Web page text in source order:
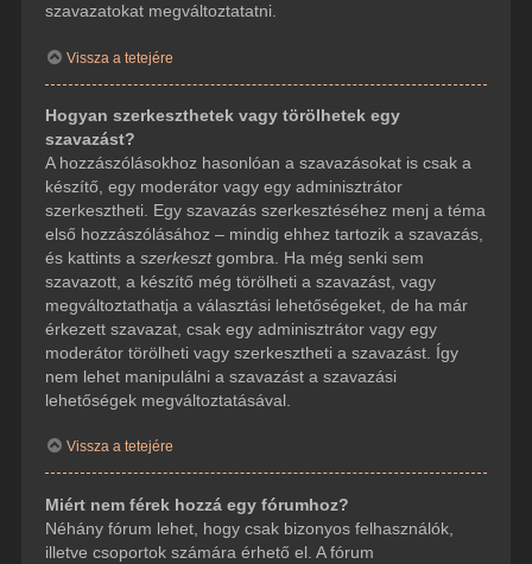
szavazatokat megváltoztatatni.
Vissza a tetejére
Hogyan szerkeszthetek vagy törölhetek egy
szavazást?
A hozzászólásokhoz hasonlóan a szavazásokat is csak a
készítő, egy moderátor vagy egy adminisztrátor
szerkesztheti. Egy szavazás szerkesztéséhez menj a téma
első hozzászólásához – mindig ehhez tartozik a szavazás,
és kattints a szerkesztgombra. Ha még senki sem
szavazott, a készítő még törölheti a szavazást, vagy
megváltoztathatja a választási lehetőségeket, de ha már
érkezett szavazat, csak egy adminisztrátor vagy egy
moderátor törölheti vagy szerkesztheti a szavazást. Így
nem lehet manipulálni a szavazást a szavazási
lehetőségek megváltoztatásával.
Vissza a tetejére
Miért nem férek hozzá egy fórumhoz?
Néhány fórum lehet, hogy csak bizonyos felhasználók,
illetve csoportok számára érhető el. A fórum